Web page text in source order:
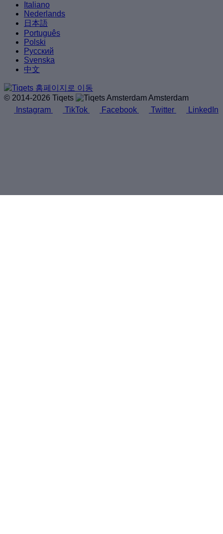
Italiano
Nederlands
日本語
Português
Polski
Русский
Svenska
中文
© 2014-2026 Tiqets
Amsterdam
Instagram
TikTok Facebook Twitter LinkedIn